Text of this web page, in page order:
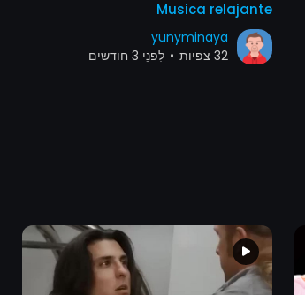
Musica relajante
yunyminaya
32 צפיות
• לִפנֵי 3 חודשים